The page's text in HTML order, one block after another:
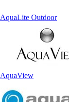
AquaLite Outdoor
AquaView